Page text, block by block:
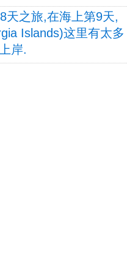
天之旅,在海上第9天,
Islands)这里有太多
岸.